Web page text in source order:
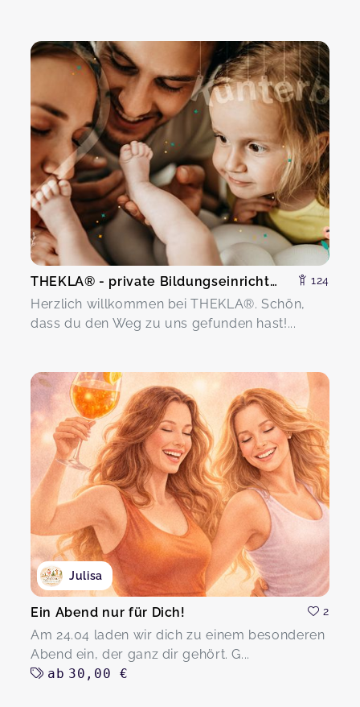
THEKLA® - private Bildungseinrichtung Marga Bielesch 124
Herzlich willkommen bei THEKLA®. Schön,
dass du den Weg zu uns gefunden hast!...
Julisa
Ein Abend nur für Dich! 2
Am 24.04 laden wir dich zu einem besonderen
Abend ein, der ganz dir gehört. G...
ab 30,00 €